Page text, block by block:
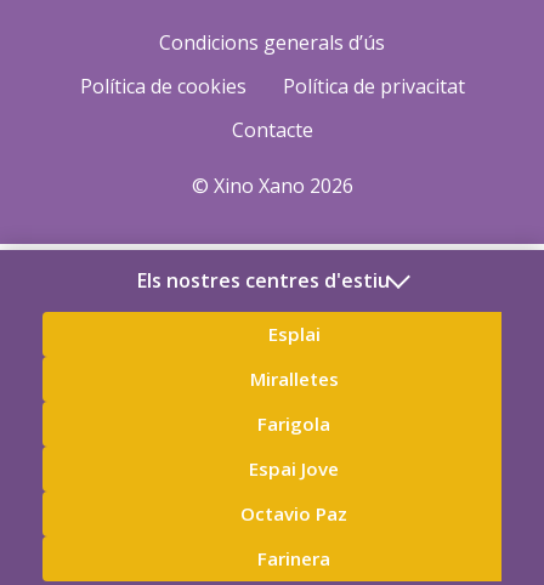
Condicions generals d’ús
Política de cookies
Política de privacitat
Contacte
© Xino Xano 2026
Els nostres centres d'estiu
Esplai
Miralletes
Farigola
Espai Jove
Octavio Paz
Farinera